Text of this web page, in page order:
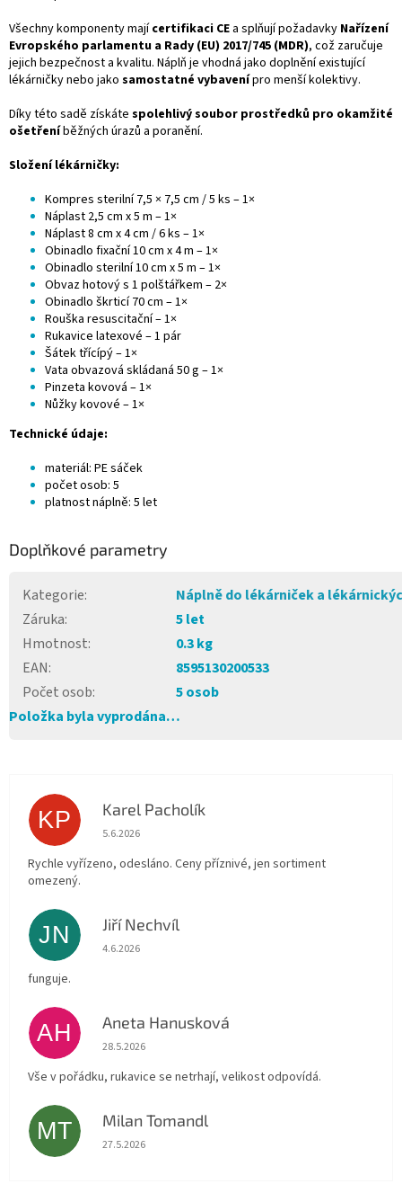
Všechny komponenty majícertifikaci CE a splňují požadavky Nařízení
Evropského parlamentu a Rady (EU) 2017/745 (MDR), což zaručuje
jejich bezpečnost a kvalitu. Náplň je vhodná jako doplnění existující
lékárničky nebo jako samostatné vybavenípro menší kolektivy.
Díky této sadě získáte spolehlivý soubor prostředků pro okamžité
ošetřeníběžných úrazů a poranění.
Složení lékárničky:
Kompres sterilní 7,5 × 7,5 cm / 5 ks – 1×
Náplast 2,5 cm x 5 m – 1×
Náplast 8 cm x 4 cm / 6 ks – 1×
Obinadlo fixační 10 cm x 4 m – 1×
Obinadlo sterilní 10 cm x 5 m – 1×
Obvaz hotový s 1 polštářkem – 2×
Obinadlo škrticí 70 cm – 1×
Rouška resuscitační – 1×
Rukavice latexové – 1 pár
Šátek třícípý – 1×
Vata obvazová skládaná 50 g – 1×
Pinzeta kovová – 1×
Nůžky kovové – 1×
Technické údaje:
materiál: PE sáček
počet osob: 5
platnost náplně: 5 let
Doplňkové parametry
Kategorie:
Náplně do lékárniček a
Záruka:
5 let
Hmotnost:
0.3 kg
EAN:
8595130200533
Počet osob:
5 osob
Položka byla vyprodána…
KP Karel Pacholík
Hodnocení obchodu je 4 z 5 hvězdiček.
5.6.2026
Rychle vyřízeno, odesláno. Ceny příznivé, jen sortiment
omezený.
JN Jiří Nechvíl
Hodnocení obchodu je 5 z 5 hvězdiček.
4.6.2026
funguje.
AH Aneta Hanusková
Hodnocení obchodu je 5 z 5 hvězdiček.
28.5.2026
Vše v pořádku, rukavice se netrhají, velikost odpovídá.
MT Milan Tomandl
Hodnocení obchodu je 5 z 5 hvězdiček.
27.5.2026